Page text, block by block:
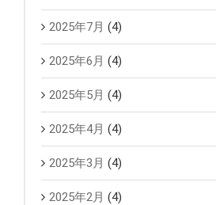
2025年7月 (4)
2025年6月 (4)
2025年5月 (4)
2025年4月 (4)
2025年3月 (4)
2025年2月 (4)